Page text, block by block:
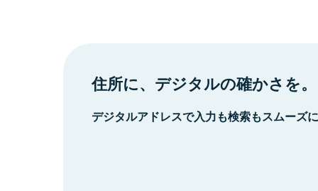
住所に、デジタルの確かさを。
デジタルアドレスで入力も検索もスムーズ